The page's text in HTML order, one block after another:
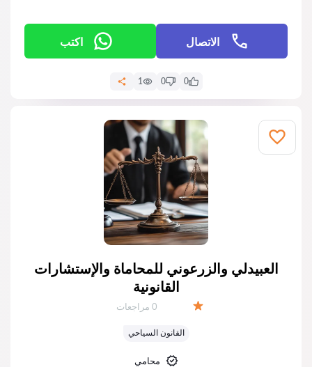
الاتصال اكتب
0
0
1
العبيدلي والزرعوني للمحاماة والإستشارات
القانونية
عدد المراجعات:
0 مراجعات
القانون السياحي
محامي